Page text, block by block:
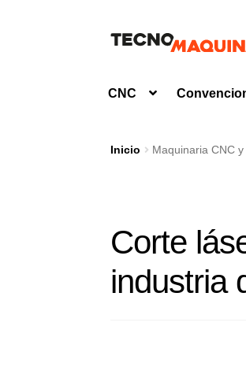
navegación
CNC
Inicio Maquinaria CNC
Corte
industria